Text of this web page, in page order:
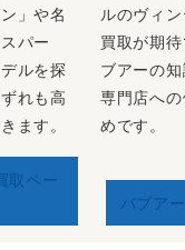
」や名
パー
ルを探
れも高
ます。
取ペー
ルのヴィ
買取が期
ブアーの
専門店へ
めです。
バブア